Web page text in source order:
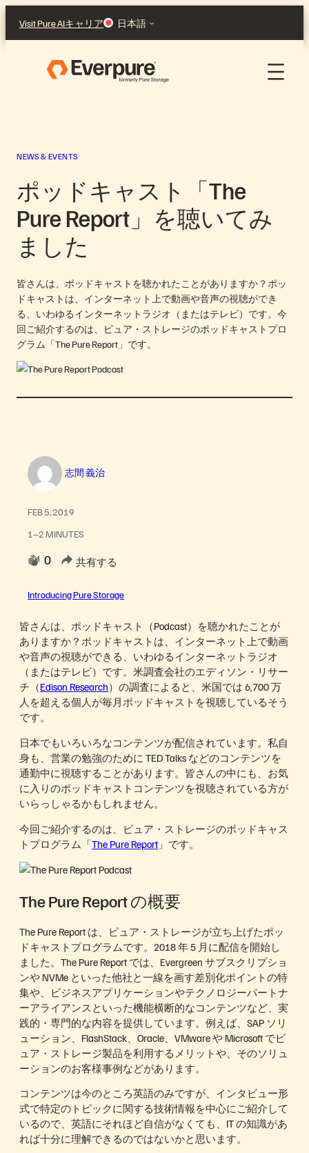
content
Visit Pure AIキャリア 日本語
NEWS & EVENTS
ポッドキャスト「The
Pure Report」を聴いてみ
ました
皆さんは、ポッドキャストを聴かれたことがありますか？ポッ
ドキャストは、インターネット上で動画や音声の視聴ができ
る、いわゆるインターネットラジオ（またはテレビ）です。今
回ご紹介するのは、ピュア・ストレージのポッドキャストプロ
グラム「The Pure Report」です。
志間 義治
FEB 5, 2019
1–2 MINUTES
0 共有する
Introducing Pure Storage
皆さんは、ポッドキャスト（Podcast）を聴かれたことが
ありますか？ポッドキャストは、インターネット上で動画
や音声の視聴ができる、いわゆるインターネットラジオ
（またはテレビ）です。米調査会社のエディソン・リサー
チ（Edison Research）の調査によると、米国では 6,700 万
人を超える個人が毎月ポッドキャストを視聴しているそう
です。
日本でもいろいろなコンテンツが配信されています。私自
身も、営業の勉強のために TED Talks などのコンテンツを
通勤中に視聴することがあります。皆さんの中にも、お気
に入りのポッドキャストコンテンツを視聴されている方が
いらっしゃるかもしれません。
今回ご紹介するのは、ピュア・ストレージのポッドキャス
トプログラム「The Pure Report 」です。
The Pure Report の概要
The Pure Report は、ピュア・ストレージが立ち上げたポッ
ドキャストプログラムです。2018 年 5 月に配信を開始し
ました。The Pure Report では、Evergreen サブスクリプショ
ンや NVMe といった他社と一線を画す差別化ポイントの特
集や、ビジネスアプリケーションやテクノロジーパートナ
ーアライアンスといった機能横断的なコンテンツなど、実
践的・専門的な内容を提供しています。例えば、SAP ソリ
ューション、FlashStack、Oracle、VMware や Microsoft でピ
ュア・ストレージ製品を利用するメリットや、そのソリュ
ーションのお客様事例などがあります。
コンテンツは今のところ英語のみですが、インタビュー形
式で特定のトピックに関する技術情報を中心にご紹介して
いるので、英語にそれほど自信がなくても、IT の知識があ
れば十分に理解できるのではないかと思います。